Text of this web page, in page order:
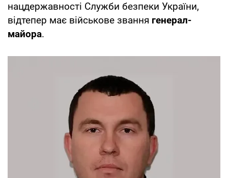
нацдержавності Служби безпеки України,
відтепер має військове звання генерал-
майора.